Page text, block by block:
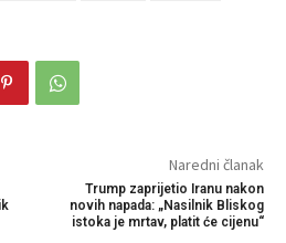
Naredni članak
Trump zaprijetio Iranu nakon
novih napada: „Nasilnik Bliskog
istoka je mrtav, platit će cijenu“